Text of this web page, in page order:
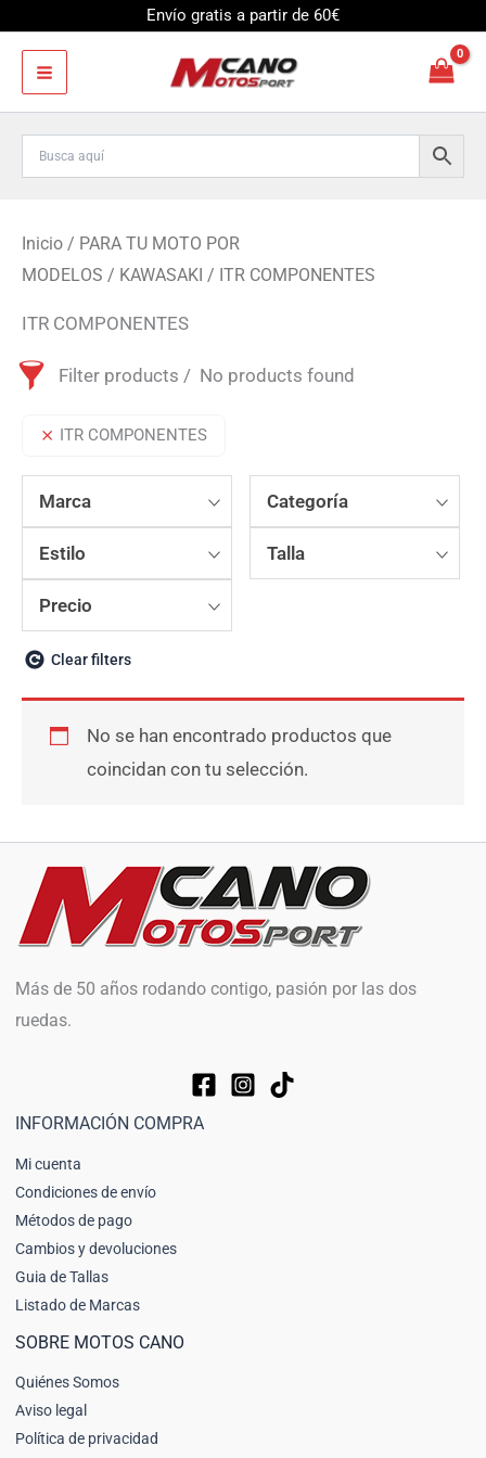
contenido
Envío gratis a partir de 60€
Inicio / PARA TU MOTO POR
MODELOS / KAWASAKI / ITR COMPONENTES
ITR COMPONENTES
Filter products No products found
ITR COMPONENTES
Marca Categoría
Estilo Talla
Precio
Clear filters
No se han encontrado productos que
coincidan con tu selección.
Más de 50 años rodando contigo, pasión por las dos
ruedas.
INFORMACIÓN COMPRA
Mi cuenta
Condiciones de envío
Métodos de pago
Cambios y devoluciones
Guia de Tallas
Listado de Marcas
SOBRE MOTOS CANO
Quiénes Somos
Aviso legal
Política de privacidad